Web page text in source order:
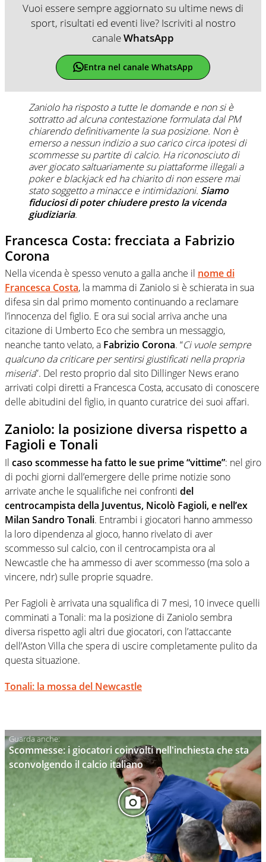
Vuoi essere sempre aggiornato su ultime news di
sport, risultati ed eventi live? Iscriviti al nostro
canaleWhatsApp
Entra nel canale WhatsApp
Zaniolo ha risposto a tutte le domande e non si è
sottratto ad alcuna contestazione formulata dal PM
chiarendo definitivamente la sua posizione. Non è
emerso a nessun indizio a suo carico circa ipotesi di
scommesse su partite di calcio. Ha riconosciuto di
aver giocato saltuariamente su piattaforme illegali a
poker e blackjack ed ha chiarito di non essere mai
stato soggetto a minacce e intimidazioni. Siamo
fiduciosi di poter chiudere presto la vicenda
giudiziaria.
Francesca Costa: frecciata a Fabrizio
Corona
Nella vicenda è spesso venuto a galla anche il nome di
Francesca Costa, la mamma di Zaniolo si è schierata in sua
difesa sin dal primo momento continuando a reclamare
l’innocenza del figlio. E ora sui social arriva anche una
citazione di Umberto Eco che sembra un messaggio,
neanche tanto velato, a Fabrizio Corona. “Ci vuole sempre
qualcuno da criticare per sentirsi giustificati nella propria
miseria”. Del resto proprio dal sito Dillinger News erano
arrivati colpi diretti a Francesca Costa, accusato di conoscere
delle abitudini del figlio, in quanto curatrice dei suoi affari.
Zaniolo: la posizione diversa rispetto a
Fagioli e Tonali
Il caso scommesse ha fatto le sue prime “vittime”: nel giro
di pochi giorni dall’emergere delle prime notizie sono
arrivate anche le squalifiche nei confronti del
centrocampista della Juventus, Nicolò Fagioli, e nell’ex
Milan Sandro Tonali. Entrambi i giocatori hanno ammesso
la loro dipendenza al gioco, hanno rivelato di aver
scommesso sul calcio, con il centrocampista ora al
Newcastle che ha ammesso di aver scommesso (ma solo a
vincere, ndr) sulle proprie squadre.
Per Fagioli è arrivata una squalifica di 7 mesi, 10 invece quelli
comminati a Tonali: ma la posizione di Zaniolo sembra
diversa rispetto agli altri due giocatori, con l’attaccante
dell’Aston Villa che spera di uscire completamente pulito da
questa situazione.
Tonali: la mossa del Newcastle
Scommesse: i giocatori coinvolti nell'inchiesta che sta
sconvolgendo il calcio italiano